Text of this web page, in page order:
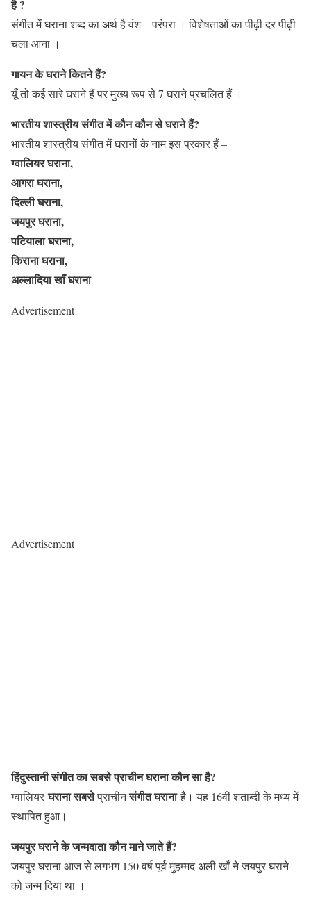
है ?
संगीत में घराना शब्द का अर्थ है वंश – परंपरा । विशेषताओं का पीढ़ी दर पीढ़ी
चला आना ।
गायन के घराने कितने हैं?
यूँ तो कई सारे घराने हैं पर मुख्य रूप से 7 घराने प्रचलित हैं ।
भारतीय शास्त्रीय संगीत में कौन कौन से घराने हैं?
भारतीय शास्त्रीय संगीत में घरानों के नाम इस प्रकार हैं –
ग्वालियर घराना,
आगरा घराना,
दिल्ली घराना,
जयपुर घराना,
पटियाला घराना,
किराना घराना,
अल्लादिया खाँ घराना
Advertisement
Advertisement
हिंदुस्तानी संगीत का सबसे प्राचीन घराना कौन सा है?
ग्वालियरघराना सबसेप्राचीनसंगीत घरानाहै। यह 16वीं शताब्दी के मध्य में
स्थापित हुआ।
जयपुर घराने के जन्मदाता कौन माने जाते हैं?
जयपुर घराना आज से लगभग 150 वर्ष पूर्व मुहम्मद अली खाँ ने जयपुर घराने
को जन्म दिया था ।